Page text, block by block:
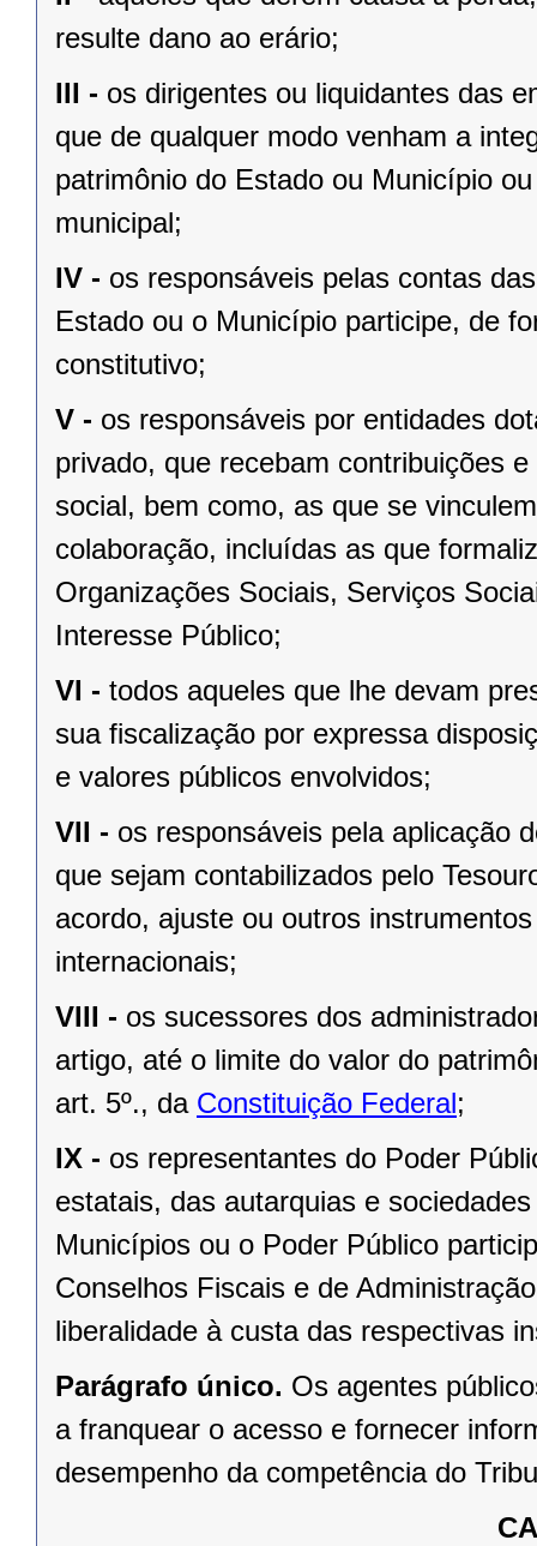
resulte dano ao erário;
III - os dirigentes ou liquidantes das
que de qualquer modo venham a
patrimônio do Estado ou Município
municipal;
IV - os responsáveis pelas contas
Estado ou o Município participe, de
constitutivo;
V - os responsáveis por entidades
privado, que recebam contribuições
social, bem como, as que se
colaboração, incluídas as que
Organizações Sociais, Serviços
Interesse Público;
VI - todos aqueles que lhe devam
sua fiscalização por expressa
e valores públicos envolvidos;
VII - os responsáveis pela aplicação
que sejam contabilizados pelo
acordo, ajuste ou outros
internacionais;
VIII - os sucessores dos
artigo, até o limite do valor do
art. 5º., da Constituição Federal;
IX - os representantes do Poder
estatais, das autarquias e
Municípios ou o Poder Público
Conselhos Fiscais e de
liberalidade à custa das respectivas
Parágrafo único. Os agentes
a franquear o acesso e fornecer
desempenho da competência do